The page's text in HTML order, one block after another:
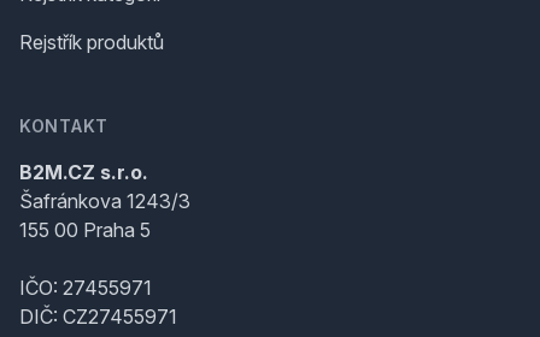
Rejstřík produktů
KONTAKT
B2M.CZ s.r.o.
Šafránkova 1243/3
155 00 Praha 5
IČO: 27455971
DIČ: CZ27455971